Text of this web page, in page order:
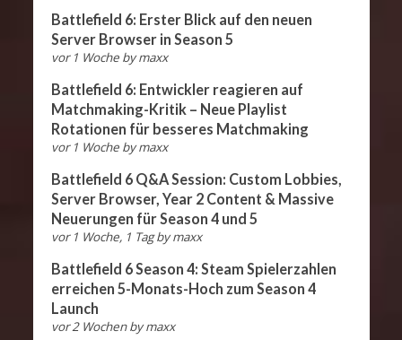
Battlefield 6: Erster Blick auf den neuen
Server Browser in Season 5
vor 1 Woche bymaxx
Battlefield 6: Entwickler reagieren auf
Matchmaking-Kritik – Neue Playlist
Rotationen für besseres Matchmaking
vor 1 Woche bymaxx
Battlefield 6 Q&A Session: Custom Lobbies,
Server Browser, Year 2 Content & Massive
Neuerungen für Season 4 und 5
vor 1 Woche, 1 Tag bymaxx
Battlefield 6 Season 4: Steam Spielerzahlen
erreichen 5-Monats-Hoch zum Season 4
Launch
vor 2 Wochen bymaxx